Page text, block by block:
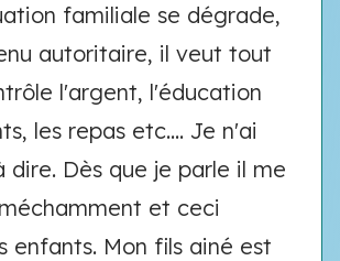
familiale se dégrade,
autoritaire, il veut tout
l'argent, l'éducation
les repas etc.... Je n'ai
dire. Dès que je parle il me
et ceci
enfants. Mon fils ainé est